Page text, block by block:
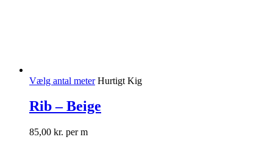
Vælg antal meter Hurtigt Kig
Rib – Beige
85,00 kr. per m